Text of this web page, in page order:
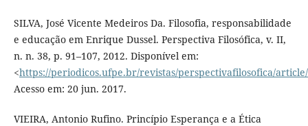
SILVA, José Vicente Medeiros Da. Filosofia, responsabilidade
e educação em Enrique Dussel. Perspectiva Filosófica, v. II,
n. n. 38, p. 91–107, 2012. Disponível em:
<https://periodicos.ufpe.br/revistas/perspectivafilosofica/
Acesso em: 20 jun. 2017.
VIEIRA, Antonio Rufino. Princípio Esperança e a Ética